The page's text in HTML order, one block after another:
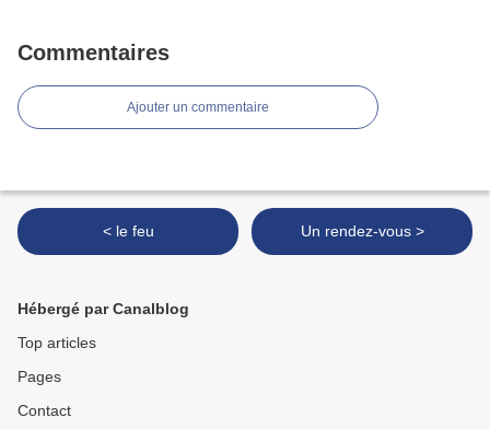
Commentaires
Ajouter un commentaire
< le feu Un rendez-vous >
Hébergé par Canalblog
Top articles
Pages
Contact